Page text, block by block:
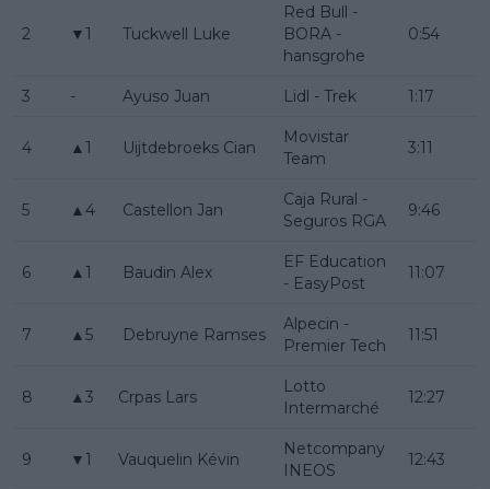
2 ▼1 Tuckwell Luke
Red Bull -
BORA -
hansgrohe
0:54
3 - Ayuso Juan Lidl - Trek 1:17
4 ▲1 Uijtdebroeks Cian
Movistar
Team
3:11
5 ▲4 Castellon Jan
Caja Rural -
Seguros RGA
9:46
6 ▲1 Baudin Alex
EF Education
- EasyPost
11:07
7 ▲5 Debruyne Ramses
Alpecin -
Premier Tech
11:51
8 ▲3 Crpas Lars
Lotto
Intermarché
12:27
9 ▼1 Vauquelin Kévin
Netcompany
INEOS
12:43